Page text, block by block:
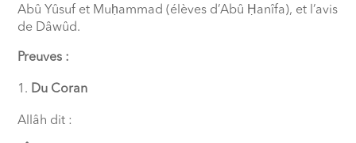
Abû Yûsuf et Muḥammad (élèves d’Abû Ḥanîfa), et l’avis
de Dâwûd.
Preuves :
Du Coran
Allâh dit :